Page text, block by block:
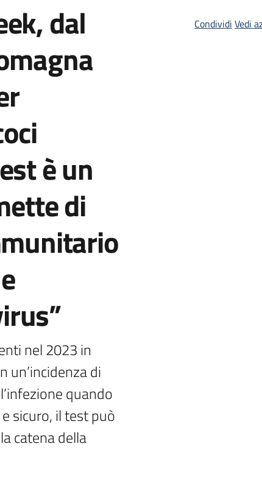
dal
è un
di
nel 2023 in
un’incidenza di
quando
sicuro, il test può
catena della
Condividi Vedi